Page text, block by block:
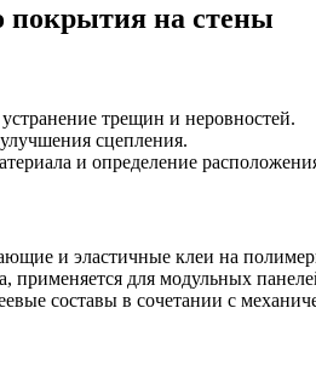
покрытия на стены
трещин и неровностей.
сцепления.
и определение
и эластичные клеи на
применяется для модульных
составы в сочетании с